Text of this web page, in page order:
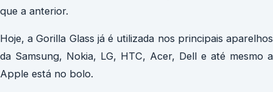
que a anterior.
Hoje, a Gorilla Glass já é utilizada nos principais aparelhos
da Samsung, Nokia, LG, HTC, Acer, Dell e até mesmo a
Apple está no bolo.